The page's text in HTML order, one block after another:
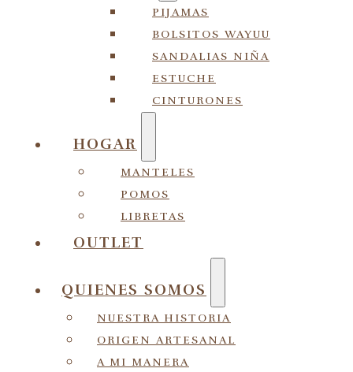
PIJAMAS
BOLSITOS WAYUU
SANDALIAS NIÑA
ESTUCHE
CINTURONES
HOGAR
MANTELES
POMOS
LIBRETAS
OUTLET
QUIENES SOMOS
NUESTRA HISTORIA
ORIGEN ARTESANAL
A MI MANERA